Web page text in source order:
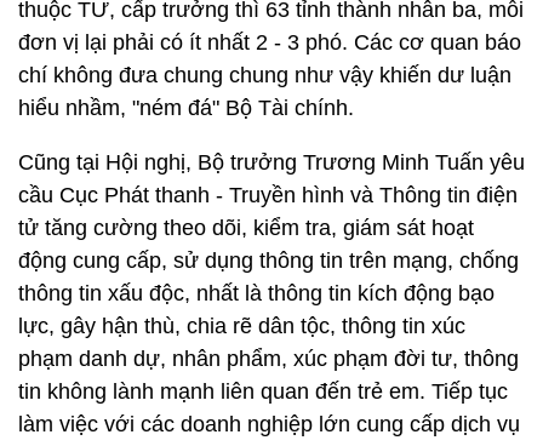
thuộc TƯ, cấp trưởng thì 63 tỉnh thành nhân ba, mỗi
đơn vị lại phải có ít nhất 2 - 3 phó. Các cơ quan báo
chí không đưa chung chung như vậy khiến dư luận
hiểu nhầm, "ném đá" Bộ Tài chính.
Cũng tại Hội nghị, Bộ trưởng Trương Minh Tuấn yêu
cầu Cục Phát thanh - Truyền hình và Thông tin điện
tử tăng cường theo dõi, kiểm tra, giám sát hoạt
động cung cấp, sử dụng thông tin trên mạng, chống
thông tin xấu độc, nhất là thông tin kích động bạo
lực, gây hận thù, chia rẽ dân tộc, thông tin xúc
phạm danh dự, nhân phẩm, xúc phạm đời tư, thông
tin không lành mạnh liên quan đến trẻ em. Tiếp tục
làm việc với các doanh nghiệp lớn cung cấp dịch vụ